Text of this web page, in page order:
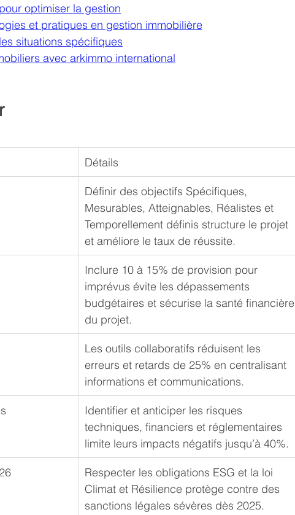
optimiser la gestion
et pratiques en gestion immobilière
situations spécifiques
avec arkimmo international
Détails
Définir des objectifs Spécifiques,
Mesurables, Atteignables, Réalistes et
Temporellement définis structure le projet
et améliore le taux de réussite.
Inclure 10 à 15% de provision pour
imprévus évite les dépassements
budgétaires et sécurise la santé financière
du projet.
Les outils collaboratifs réduisent les
erreurs et retards de 25% en centralisant
informations et communications.
Identifier et anticiper les risques
techniques, financiers et réglementaires
limite leurs impacts négatifs jusqu’à 40%.
Respecter les obligations ESG et la loi
Climat et Résilience protège contre des
sanctions légales sévères dès 2025.